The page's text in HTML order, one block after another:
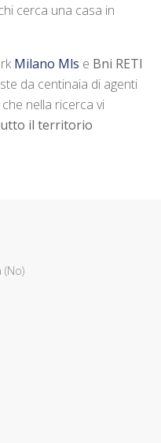
cerca una casa in
Milano Mls e Bni RETI
da centinaia di agenti
nella ricerca vi
il territorio